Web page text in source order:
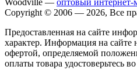
Woodville — оптовый интернет-
Copyright © 2006 — 2026, Все
Предоставленная на сайте
характер. Информация на сайте
офертой, определяемой
оплаты товара удостоверьтесь